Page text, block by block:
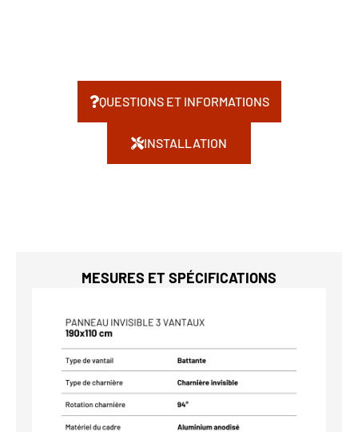
QUESTIONS ET INFORMATIONS
INSTALLATION
MESURES ET SPÉCIFICATIONS